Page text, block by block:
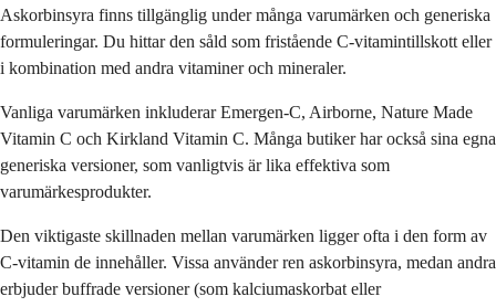
Askorbinsyra finns tillgänglig under många varumärken och generiska
formuleringar. Du hittar den såld som fristående C-vitamintillskott eller
i kombination med andra vitaminer och mineraler.
Vanliga varumärken inkluderar Emergen-C, Airborne, Nature Made
Vitamin C och Kirkland Vitamin C. Många butiker har också sina egna
generiska versioner, som vanligtvis är lika effektiva som
varumärkesprodukter.
Den viktigaste skillnaden mellan varumärken ligger ofta i den form av
C-vitamin de innehåller. Vissa använder ren askorbinsyra, medan andra
erbjuder buffrade versioner (som kalciumaskorbat eller